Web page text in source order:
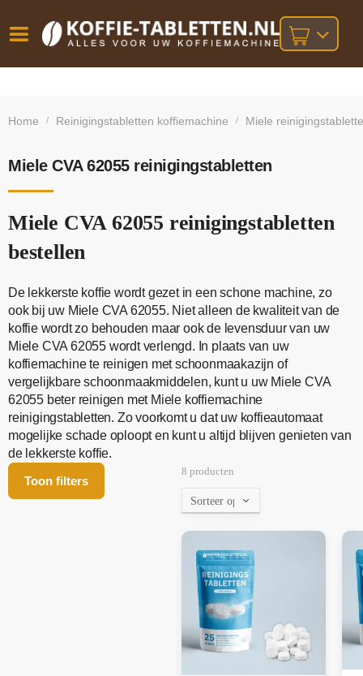
besteld,
bij orders
Home / Reinigingstabletten koffiemachine / Miele
Miele CVA 62055 reinigingstabletten
Miele CVA 62055 reinigingstabletten
bestellen
De lekkerste koffie wordt gezet in een schone machine, zo
ook bij uw Miele CVA 62055. Niet alleen de kwaliteit van de
koffie wordt zo behouden maar ook de levensduur van uw
Miele CVA 62055 wordt verlengd. In plaats van uw
koffiemachine te reinigen met schoonmaakazijn of
vergelijkbare schoonmaakmiddelen, kunt u uw Miele CVA
62055 beter reinigen met Miele koffiemachine
reinigingstabletten. Zo voorkomt u dat uw koffieautomaat
mogelijke schade oploopt en kunt u altijd blijven genieten van
de lekkerste koffie.
Toon filters
8 producten